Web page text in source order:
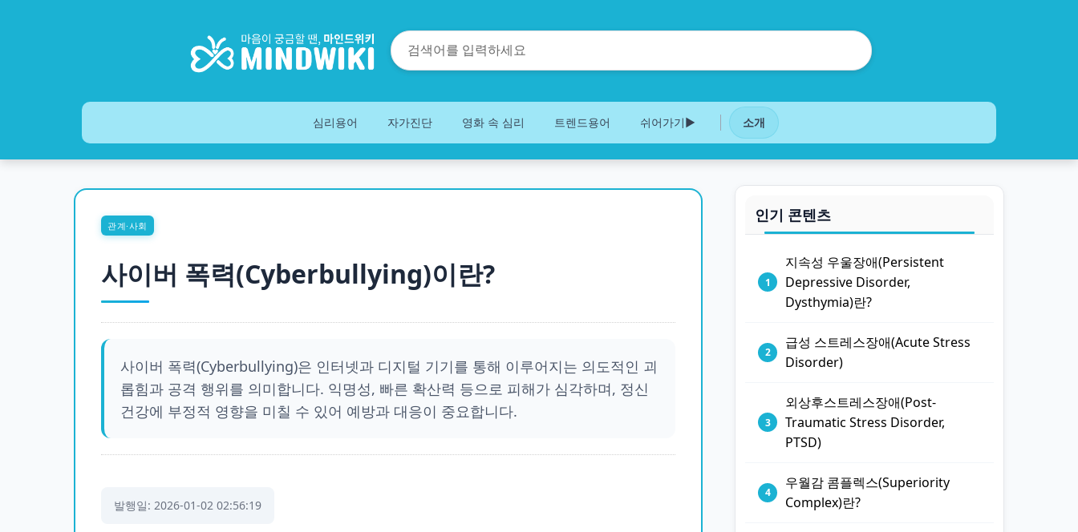
심리용어 자가진단 영화 속 심리 트렌드용어 쉬어가기▶️ 소개
관계·사회
사이버 폭력(Cyberbullying)이란?
사이버 폭력(Cyberbullying)은 인터넷과 디지털 기기를 통해 이루어지는 의도적인 괴
롭힘과 공격 행위를 의미합니다. 익명성, 빠른 확산력 등으로 피해가 심각하며, 정신
건강에 부정적 영향을 미칠 수 있어 예방과 대응이 중요합니다.
발행일: 2026-01-02 02:56:19
인기 콘텐츠
지속성 우울장애(Persistent
Depressive Disorder,
Dysthymia)란?
급성 스트레스장애(Acute Stress
Disorder)
외상후스트레스장애(Post-
Traumatic Stress Disorder,
PTSD)
우월감 콤플렉스(Superiority
Complex)란?